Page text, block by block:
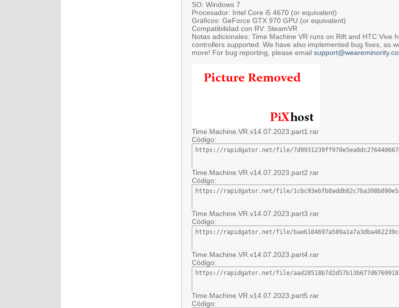
SO: Windows 7
Procesador: Intel Core i5 4670 (or equivalent)
Gráficos: GeForce GTX 970 GPU (or equivalent)
Compatibilidad con RV: SteamVR
Notas adicionales: Time Machine VR runs on Rift and HTC Vive
controllers supported. We have also implemented bug fixes, as
more! For bug reporting, please email
Time.Machine.VR.v14.07.2023.part1.rar
Código:
https://rapidgator.net/file/
Time.Machine.VR.v14.07.2023.part2.rar
Código:
https://rapidgator.net/file/
Time.Machine.VR.v14.07.2023.part3.rar
Código:
https://rapidgator.net/file/
Time.Machine.VR.v14.07.2023.part4.rar
Código:
https://rapidgator.net/file/
Time.Machine.VR.v14.07.2023.part5.rar
Código: